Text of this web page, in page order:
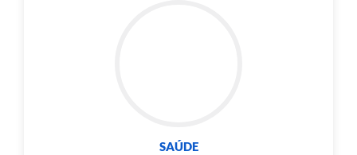
SAÚDE